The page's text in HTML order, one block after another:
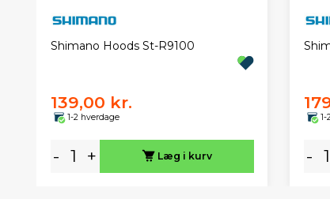
Shimano Hoods St-R9100
139,00 kr.
1-2 hverdage
- + Læg i kurv
1-
-